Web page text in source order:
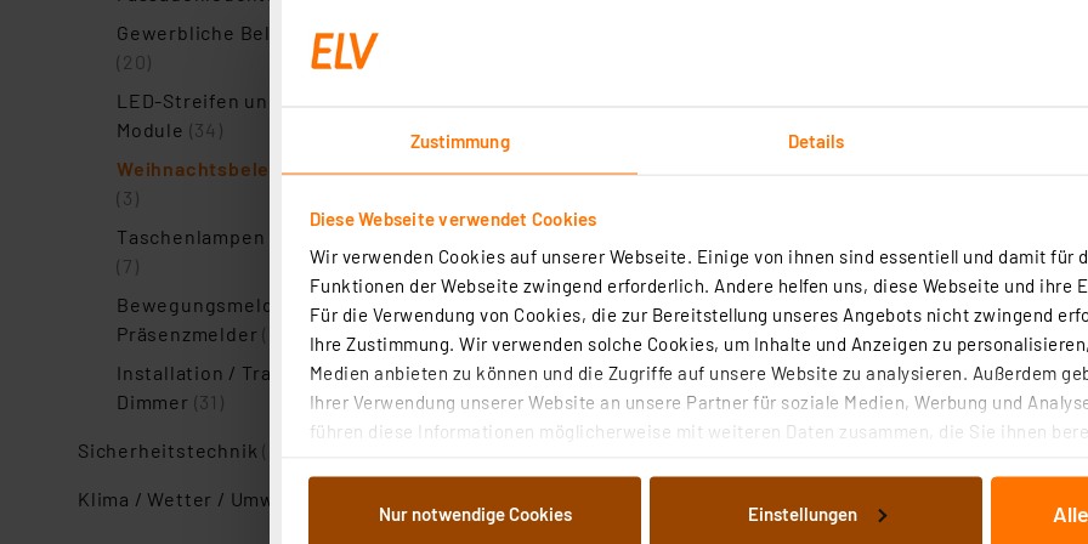
Zustimmung Details
Diese Webseite verwendet Cookies
Wir verwenden Cookies auf unserer Webseite. Einige von ihnen sind essentiell und damit für
Funktionen der Webseite zwingend erforderlich. Andere helfen uns, diese Webseite und ihre
Für die Verwendung von Cookies, die zur Bereitstellung unseres Angebots nicht zwingend
Ihre Zustimmung. Wir verwenden solche Cookies, um Inhalte und Anzeigen zu
Medien anbieten zu können und die Zugriffe auf unsere Website zu analysieren. Außerdem
Ihrer Verwendung unserer Website an unsere Partner für soziale Medien, Werbung und
führen diese Informationen möglicherweise mit weiteren Daten zusammen, die Sie ihnen
Weiterverarbeitung für die nachfolgend dargestellten bzw. die von Ihnen ausgewählten
Nur notwendige Cookies Einstellungen
Gewerbliche Beleuchtung
(20)
LED-Streifen und LED-
Module (34)
Weihnachtsbeleuchtung
(3)
Taschenlampen / Zubehör
(7)
Bewegungsmelder /
Präsenzmelder(21)
Installation / Trafos /
Dimmer (31)
Sicherheitstechnik(107)
Klima / Wetter / Umwelt
sofort versandfertig - Lieferzeit: 3-4 Werktage²
ELV Bausatz LED-Timer-Schneemann LED-SM1
Artikel-Nr. 150169
1 2 3 4 5 (4)
Ein Timer der anderen Art – in der lustigen
die Tage, z. B. zum Urlaub, Ferienbeginn,